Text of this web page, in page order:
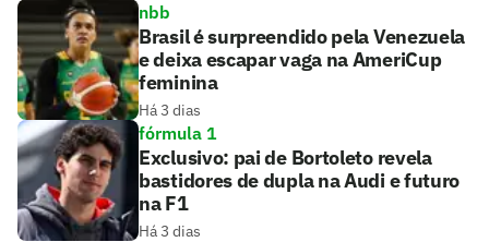
nbb
Brasil é surpreendido pela Venezuela
e deixa escapar vaga na AmeriCup
feminina
Há 3 dias
fórmula 1
Exclusivo: pai de Bortoleto revela
bastidores de dupla na Audi e futuro
na F1
Há 3 dias